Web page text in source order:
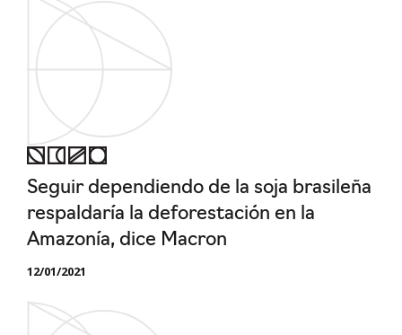
Seguir dependiendo de la soja brasileña
respaldaría la deforestación en la
Amazonía, dice Macron
12/01/2021